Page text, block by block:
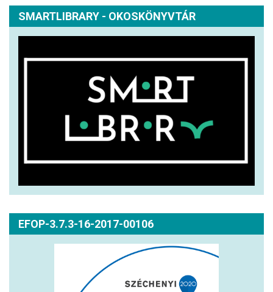
SMARTLIBRARY - OKOSKÖNYVTÁR
EFOP-3.7.3-16-2017-00106